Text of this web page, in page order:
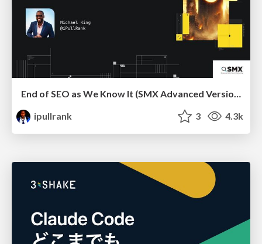
End of SEO as We Know It (SMX Advanced Version)
ipullrank
3 4.3k